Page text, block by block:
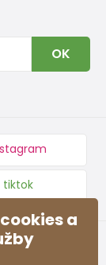
OK
tiktok
a